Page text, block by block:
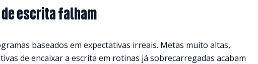
de escrita falham
baseados em expectativas irreais. Metas muito altas,
de encaixar a escrita em rotinas já sobrecarregadas acabam